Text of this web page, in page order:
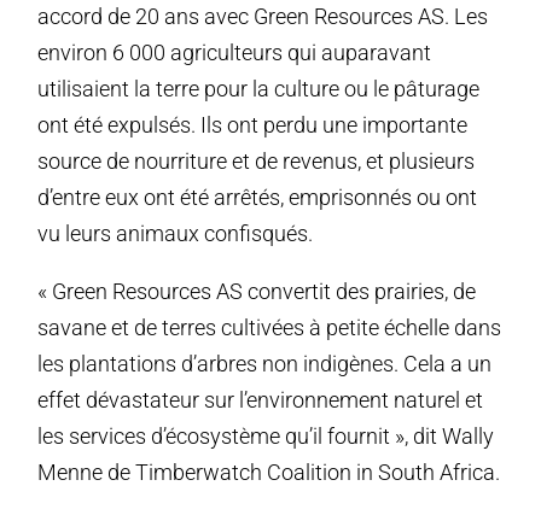
accord de 20 ans avec Green Resources AS. Les
environ 6 000 agriculteurs qui auparavant
utilisaient la terre pour la culture ou le pâturage
ont été expulsés. Ils ont perdu une importante
source de nourriture et de revenus, et plusieurs
d’entre eux ont été arrêtés, emprisonnés ou ont
vu leurs animaux confisqués.
« Green Resources AS convertit des prairies, de
savane et de terres cultivées à petite échelle dans
les plantations d’arbres non indigènes. Cela a un
effet dévastateur sur l’environnement naturel et
les services d’écosystème qu’il fournit », dit Wally
Menne de Timberwatch Coalition in South Africa.